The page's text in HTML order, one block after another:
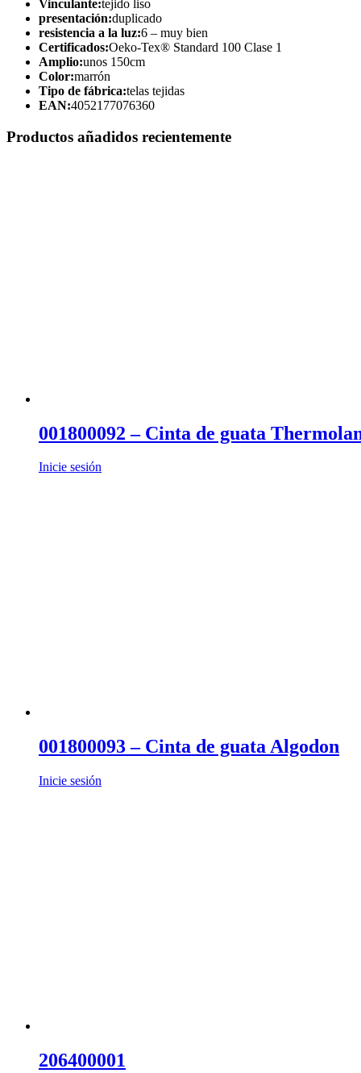
Vinculante:tejido liso
presentación:duplicado
resistencia a la luz:6 – muy bien
Certificados:Oeko-Tex® Standard 100 Clase 1
Amplio:unos 150cm
Color:marrón
Tipo de fábrica:telas tejidas
EAN:4052177076360
Productos añadidos recientemente
001800092 – Cinta de guata
Inicie sesión
001800093 – Cinta de guata Algodon
Inicie sesión
206400001